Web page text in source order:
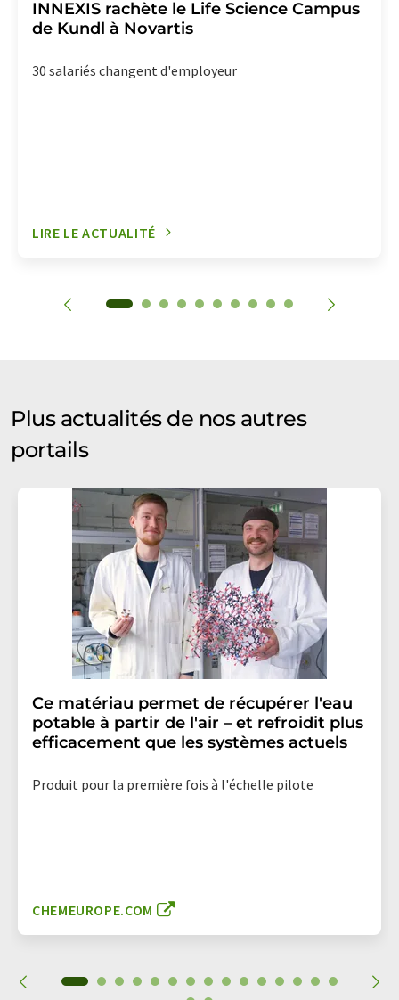
INNEXIS rachète le Life Science Campus
de Kundl à Novartis
30 salariés changent d'employeur
LIRE LE ACTUALITÉ
Plus actualités de nos autres
portails
Ce matériau permet de récupérer l'eau
potable à partir de l'air – et refroidit plus
efficacement que les systèmes actuels
Produit pour la première fois à l'échelle pilote
CHEMEUROPE.COM